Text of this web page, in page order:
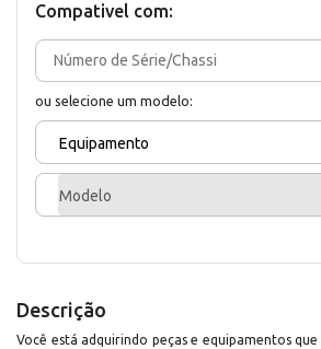
Compativel com:
ou selecione um modelo:
Equipamento
Modelo
Descrição
Você está adquirindo peças e equipamentos